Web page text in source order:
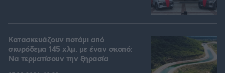
Κατασκευάζουν ποτάμι από
σκυρόδεμα 145 χλμ. με έναν σκοπό:
Να τερματίσουν την ξηρασία